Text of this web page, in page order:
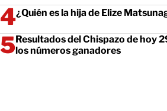
¿Quién es la hija de Elize
Resultados del Chispazo de hoy
los números ganadores